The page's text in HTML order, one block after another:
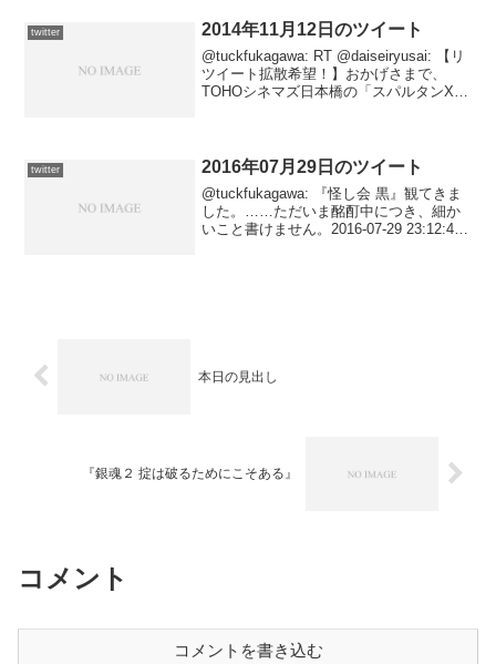
twitter 2014年11月12日のツイート
@tuckfukagawa: RT @daiseiryusai: 【リ
ツイート拡散希望！】おかげさまで、
TOHOシネマズ日本橋の「スパルタンX」
twitter 2016年07月29日のツイート
@tuckfukagawa: 『怪し会 黒』観てきま
した。……ただいま酩酊中につき、細か
いこと書けません。2016-07-29 23:12:47
本日の見出し
『銀魂２ 掟は破るためにこそある』
コメント
コメントを書き込む